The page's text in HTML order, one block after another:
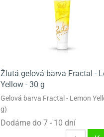
Žlutá gelová barva Fractal -
Yellow - 30 g
Gelová barva Fractal - Lemon
g)
Dodáme do 7 - 10 dní